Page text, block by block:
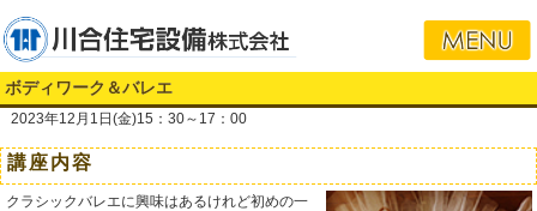
ボディワーク＆バレエ
2023年12月1日(金)15：30～17：00
講座内容
クラシックバレエに興味はあるけれど初めの一